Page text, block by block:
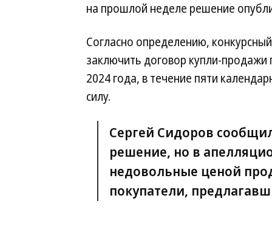
на прошлой неделе решение
Согласно определению,
заключить договор купли-продажи
2024 года, в течение пяти
силу.
Сергей Сидоров
решение, но в
недовольные ценой
покупатели,